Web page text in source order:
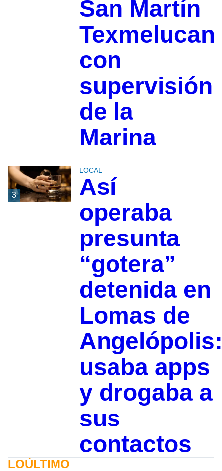
San Martín
Texmelucan
con
supervisión
de la
Marina
3
LOCAL
Así
operaba
presunta
“gotera”
detenida en
Lomas de
Angelópolis:
usaba apps
y drogaba a
sus
contactos
LOÚLTIMO